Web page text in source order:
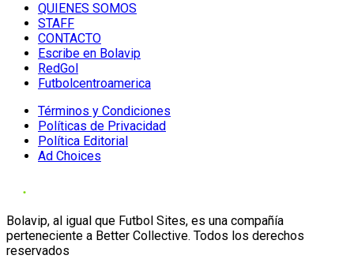
QUIENES SOMOS
STAFF
CONTACTO
Escribe en Bolavip
RedGol
Futbolcentroamerica
Términos y Condiciones
Políticas de Privacidad
Política Editorial
Ad Choices
Bolavip, al igual que Futbol Sites, es una compañía
perteneciente a Better Collective. Todos los derechos
reservados